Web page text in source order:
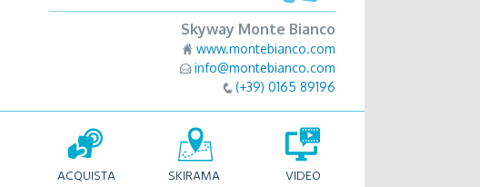
Skyway Monte Bianco
www.montebianco.com
info@montebianco.com
(+39) 0165 89196
ACQUISTA SKIRAMA VIDEO